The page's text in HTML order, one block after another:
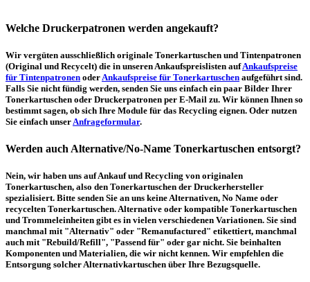
Welche Druckerpatronen werden angekauft?
Wir vergüten ausschließlich originale Tonerkartuschen und Tintenpatronen
(Original und Recycelt) die in unseren Ankaufspreislisten aufAnkaufspreise
für Tintenpatronen oder Ankaufspreise für Tonerkartuschen aufgeführt sind.
Falls Sie nicht fündig werden, senden Sie uns einfach ein paar Bilder Ihrer
Tonerkartuschen oder Druckerpatronen per E-Mail zu. Wir können Ihnen so
bestimmt sagen, ob sich Ihre Module für das Recycling eignen. Oder nutzen
Sie einfach unser Anfrageformular.
Werden auch Alternative/No-Name Tonerkartuschen entsorgt?
Nein, wir haben uns auf Ankauf und Recycling von originalen
Tonerkartuschen, also den Tonerkartuschen der Druckerhersteller
spezialisiert. Bitte senden Sie an uns keine Alternativen, No Name oder
recycelten Tonerkartuschen. Alternative oder kompatible Tonerkartuschen
und Trommeleinheiten gibt es in vielen verschiedenen Variationen. Sie sind
manchmal mit "Alternativ" oder "Remanufactured" etikettiert, manchmal
auch mit "Rebuild/Refill", "Passend für" oder gar nicht. Sie beinhalten
Komponenten und Materialien, die wir nicht kennen. Wir empfehlen die
Entsorgung solcher Alternativkartuschen über Ihre Bezugsquelle.